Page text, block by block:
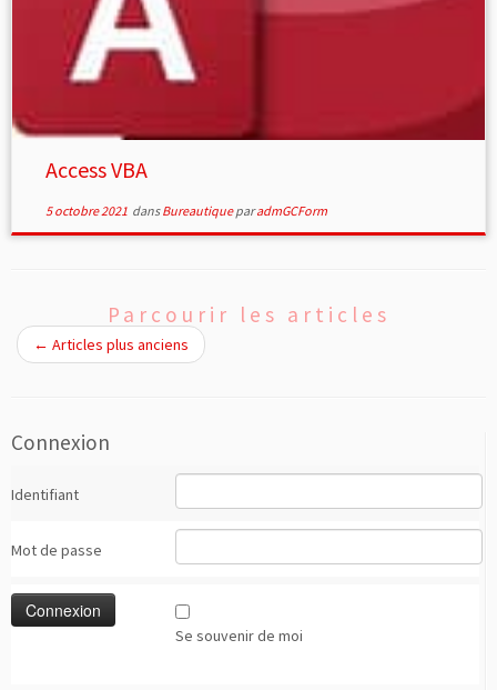
Access VBA
5 octobre 2021dansBureautiqueparadmGCForm
Parcourir les articles
← Articles plus anciens
Connexion
Identifiant
Mot de passe
Se souvenir de moi